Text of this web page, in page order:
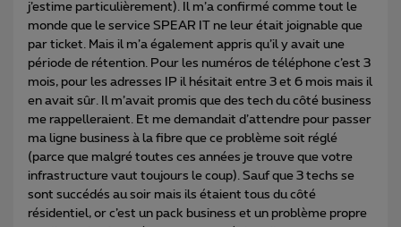
j’estime particulièrement). Il m’a confirmé comme tout le
monde que le service SPEAR IT ne leur était joignable que
par ticket. Mais il m’a également appris qu’il y avait une
période de rétention. Pour les numéros de téléphone c’est 3
mois, pour les adresses IP il hésitait entre 3 et 6 mois mais il
en avait sûr. Il m’avait promis que des tech du côté business
me rappelleraient. Et me demandait d’attendre pour passer
ma ligne business à la fibre que ce problème soit réglé
(parce que malgré toutes ces années je trouve que votre
infrastructure vaut toujours le coup). Sauf que 3 techs se
sont succédés au soir mais ils étaient tous du côté
résidentiel, or c’est un pack business et un problème propre